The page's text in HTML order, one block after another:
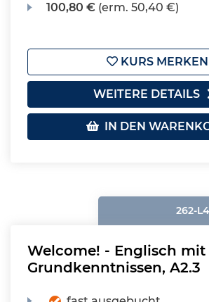
100,80 € (erm. 50,40 €)
KURS MERKEN
WEITERE DETAILS
IN DEN
262-
Welcome! - Englisch mit
Grundkenntnissen, A2.3